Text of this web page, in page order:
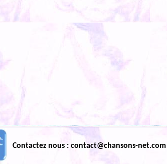
Contactez nous : contact@chansons-net.com